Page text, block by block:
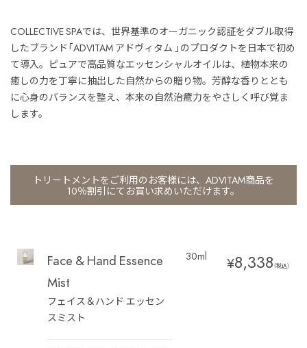
COLLECTIVE SPAでは、世界基準のオーガニック認証をダブル取得
したブランド「ADVITAM アドヴィタム 」のプロダクトを日本で初め
て導入。ピュアで高品質なエッセンシャルオイルは、植物本来の
癒しの力を丁寧に抽出した自然からの贈り物。芳醇な香りととも
に心身のバランスを整え、本来の自然治癒力をやさしく呼び覚ま
します。
トリートメントをご利用のお客様には、ADVITAM商品を
10％割引にてお買い求めいただけます。
Face & Hand Essence
Mist
フェイス＆ハンド エッセン
スミスト
30ml ¥8,338（税込）